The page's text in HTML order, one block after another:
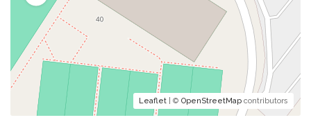
Leaflet | © OpenStreetMap contributors